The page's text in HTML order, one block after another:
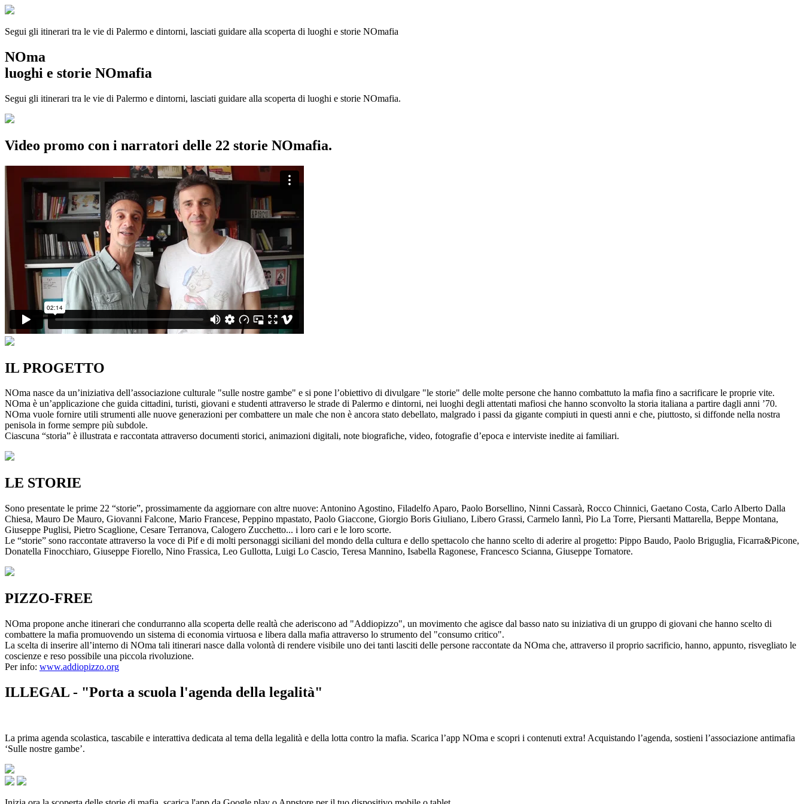
Segui gli itinerari tra le vie di Palermo e dintorni, lasciati guidare alla scoperta di luoghi e storie NOmafia
NOma
luoghi e storie NOmafia
Segui gli itinerari tra le vie di Palermo e dintorni, lasciati guidare alla scoperta di luoghi e storie NOmafia.
Video promo con i narratori delle 22 storie NOmafia.
IL PROGETTO
NOma nasce da un’iniziativa dell’associazione culturale "sulle nostre gambe" e si pone l’obiettivo di divulgare "le storie" delle molte persone che hanno combattuto la mafia fino a sacrificare le proprie vite.
NOma è un’applicazione che guida cittadini, turisti, giovani e studenti attraverso le strade di Palermo e dintorni, nei luoghi degli attentati mafiosi che hanno sconvolto la storia italiana a partire dagli anni ’70.
NOma vuole fornire utili strumenti alle nuove generazioni per combattere un male che non è ancora stato debellato, malgrado i passi da gigante compiuti in questi anni e che, piuttosto, si diffonde nella nostra
penisola in forme sempre più subdole.
Ciascuna “storia” è illustrata e raccontata attraverso documenti storici, animazioni digitali, note biografiche, video, fotografie d’epoca e interviste inedite ai familiari.
LE STORIE
Sono presentate le prime 22 “storie”, prossimamente da aggiornare con altre nuove: Antonino Agostino, Filadelfo Aparo, Paolo Borsellino, Ninni Cassarà, Rocco Chinnici, Gaetano Costa, Carlo Alberto Dalla
Chiesa, Mauro De Mauro, Giovanni Falcone, Mario Francese, Peppino mpastato, Paolo Giaccone, Giorgio Boris Giuliano, Libero Grassi, Carmelo Iannì, Pio La Torre, Piersanti Mattarella, Beppe Montana,
Giuseppe Puglisi, Pietro Scaglione, Cesare Terranova, Calogero Zucchetto... i loro cari e le loro scorte.
Le “storie” sono raccontate attraverso la voce di Pif e di molti personaggi siciliani del mondo della cultura e dello spettacolo che hanno scelto di aderire al progetto: Pippo Baudo, Paolo Briguglia, Ficarra&Picone,
Donatella Finocchiaro, Giuseppe Fiorello, Nino Frassica, Leo Gullotta, Luigi Lo Cascio, Teresa Mannino, Isabella Ragonese, Francesco Scianna, Giuseppe Tornatore.
PIZZO-FREE
NOma propone anche itinerari che condurranno alla scoperta delle realtà che aderiscono ad "Addiopizzo", un movimento che agisce dal basso nato su iniziativa di un gruppo di giovani che hanno scelto di
combattere la mafia promuovendo un sistema di economia virtuosa e libera dalla mafia attraverso lo strumento del "consumo critico".
La scelta di inserire all’interno di NOma tali itinerari nasce dalla volontà di rendere visibile uno dei tanti lasciti delle persone raccontate da NOma che, attraverso il proprio sacrificio, hanno, appunto, risvegliato le
coscienze e reso possibile una piccola rivoluzione.
Per info: www.addiopizzo.org
ILLEGAL - "Porta a scuola l'agenda della legalità"
La prima agenda scolastica, tascabile e interattiva dedicata al tema della legalità e della lotta contro la mafia. Scarica l’app NOma e scopri i contenuti extra! Acquistando l’agenda, sostieni l’associazione antimafia
‘Sulle nostre gambe’.